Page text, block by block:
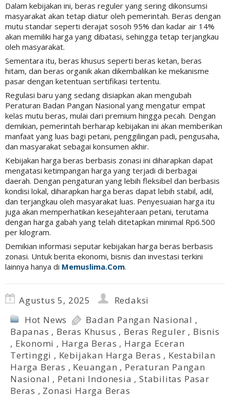
Dalam kebijakan ini, beras reguler yang sering dikonsumsi
masyarakat akan tetap diatur oleh pemerintah. Beras dengan
mutu standar seperti derajat sosoh 95% dan kadar air 14%
akan memiliki harga yang dibatasi, sehingga tetap terjangkau
oleh masyarakat.
Sementara itu, beras khusus seperti beras ketan, beras
hitam, dan beras organik akan dikembalikan ke mekanisme
pasar dengan ketentuan sertifikasi tertentu.
Regulasi baru yang sedang disiapkan akan mengubah
Peraturan Badan Pangan Nasional yang mengatur empat
kelas mutu beras, mulai dari premium hingga pecah. Dengan
demikian, pemerintah berharap kebijakan ini akan memberikan
manfaat yang luas bagi petani, penggilingan padi, pengusaha,
dan masyarakat sebagai konsumen akhir.
Kebijakan harga beras berbasis zonasi ini diharapkan dapat
mengatasi ketimpangan harga yang terjadi di berbagai
daerah. Dengan pengaturan yang lebih fleksibel dan berbasis
kondisi lokal, diharapkan harga beras dapat lebih stabil, adil,
dan terjangkau oleh masyarakat luas. Penyesuaian harga itu
juga akan memperhatikan kesejahteraan petani, terutama
dengan harga gabah yang telah ditetapkan minimal Rp6.500
per kilogram.
Demikian informasi seputar kebijakan harga beras berbasis
zonasi. Untuk berita ekonomi, bisnis dan investasi terkini
lainnya hanya di Memuslima.Com.
Agustus 5, 2025
Redaksi
Hot News
Badan Pangan Nasional ,
Bapanas , Beras Khusus , Beras Reguler , Bisnis
, Ekonomi , Harga Beras , Harga Eceran
Tertinggi , Kebijakan Harga Beras , Kestabilan
Harga Beras , Keuangan , Peraturan Pangan
Nasional , Petani Indonesia ,Stabilitas Pasar
Beras , Zonasi Harga Beras